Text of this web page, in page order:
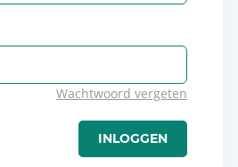
Wachtwoord vergeten
INLOGGEN